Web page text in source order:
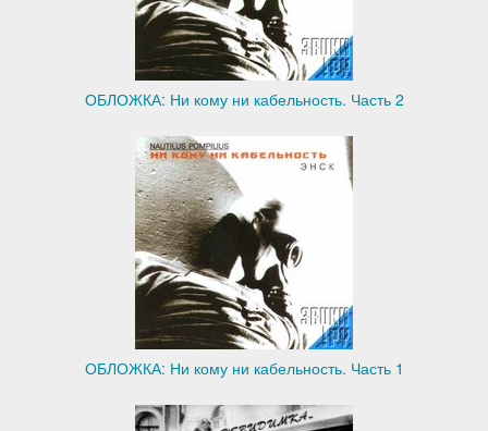
ОБЛОЖКА: Ни кому ни кабельность. Часть 2
ОБЛОЖКА: Ни кому ни кабельность. Часть 1